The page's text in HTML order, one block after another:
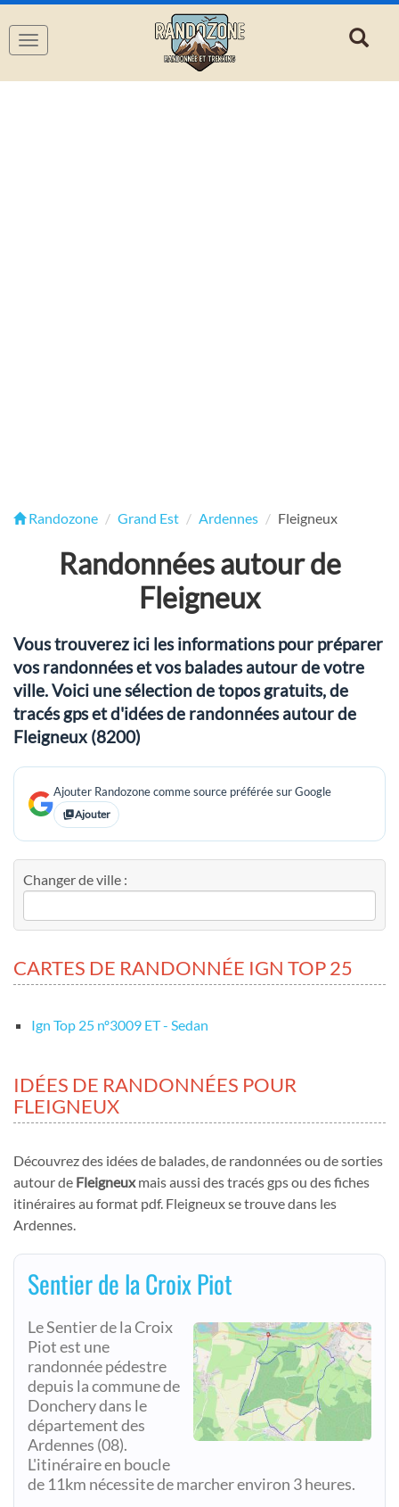
Navigation
Randozone Grand Est Ardennes Fleigneux
Randonnées autour de
Fleigneux
Vous trouverez ici les informations pour préparer
vos randonnées et vos balades autour de votre
ville. Voici une sélection de topos gratuits, de
tracés gps et d'idées de randonnées autour de
Fleigneux (8200)
Ajouter Randozone comme source préférée sur Google
Ajouter
Changer de ville :
CARTES DE RANDONNÉE IGN TOP 25
Ign Top 25 nº3009 ET - Sedan
IDÉES DE RANDONNÉES POUR
FLEIGNEUX
Découvrez des idées de balades, de randonnées ou de sorties
autour de Fleigneuxmais aussi des tracés gps ou des fiches
itinéraires au format pdf. Fleigneux se trouve dans les
Ardennes.
Sentier de la Croix Piot
Le Sentier de la Croix
Piot est une
randonnée pédestre
depuis la commune de
Donchery dans le
département des
Ardennes (08).
L'itinéraire en boucle
de 11km nécessite de marcher environ 3 heures.